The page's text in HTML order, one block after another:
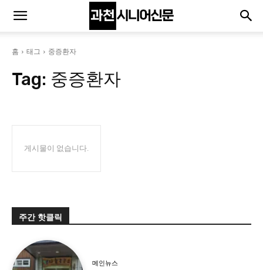
홈 태그 중증환자
Tag: 중증환자
게시물이 없습니다.
주간 핫클릭
메인뉴스